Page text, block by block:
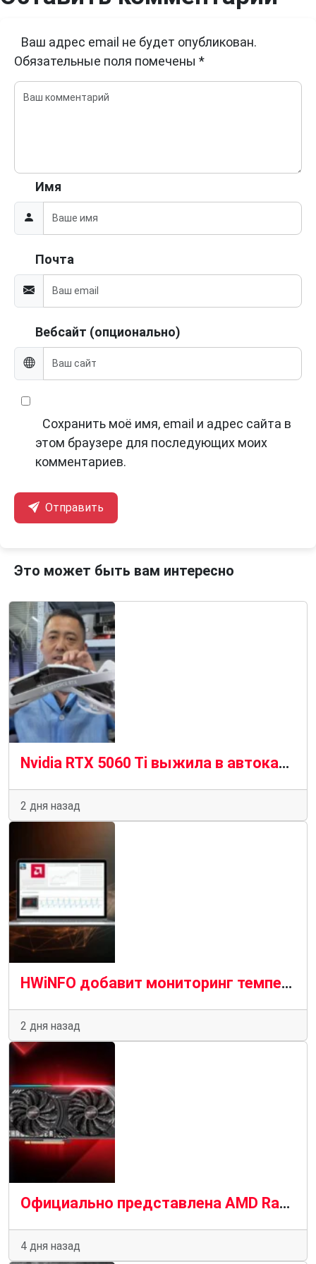
Ваш адрес email не будет опубликован.
Обязательные поля помечены *
Имя
Почта
Вебсайт (опционально)
Сохранить моё имя, email и адрес сайта в
этом браузере для последующих моих
комментариев.
Отправить
Это может быть вам интересно
Nvidia RTX 5060 Ti выжила в автокатастрофе и выжила, чтобы рассказать об этом
2 дня назад
HWiNFO добавит мониторинг температуры VRAM на кристалле для графических процессоров AMD и Nvidia
2 дня назад
Официально представлена AMD Radeon RX 9050 со средними показателями в разрешении 1080p
4 дня назад